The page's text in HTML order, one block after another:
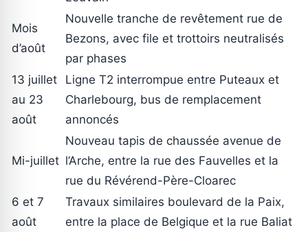
Mois
d’août
Nouvelle tranche de revêtement rue de
Bezons, avec file et trottoirs neutralisés
par phases
13 juillet
au 23
août
Ligne T2 interrompue entre Puteaux et
Charlebourg, bus de remplacement
annoncés
Mi-juillet
Nouveau tapis de chaussée avenue de
l’Arche, entre la rue des Fauvelles et la
rue du Révérend-Père-Cloarec
6 et 7
août
Travaux similaires boulevard de la Paix,
entre la place de Belgique et la rue Baliat